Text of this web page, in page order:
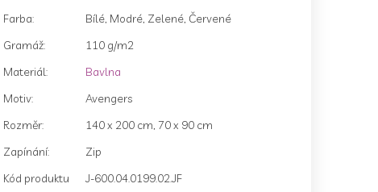
Farba:
Bílé, Modré, Zelené, Červené
Gramáž:
110 g/m2
Materiál:
Bavlna
Motiv:
Avengers
Rozměr:
140 x 200 cm, 70 x 90 cm
Zapínání:
Zip
Kód produktu
J-600.04.0199.02.JF